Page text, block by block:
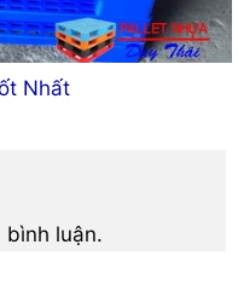
Nhất
bình luận.